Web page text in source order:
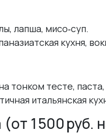
лапша, мисо‑суп.
кухня,
тонком тесте,
итальянская
1 500 руб.